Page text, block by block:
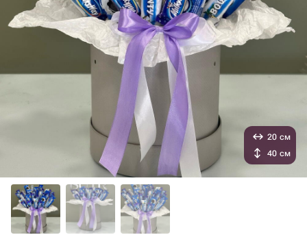
20 см
40 см